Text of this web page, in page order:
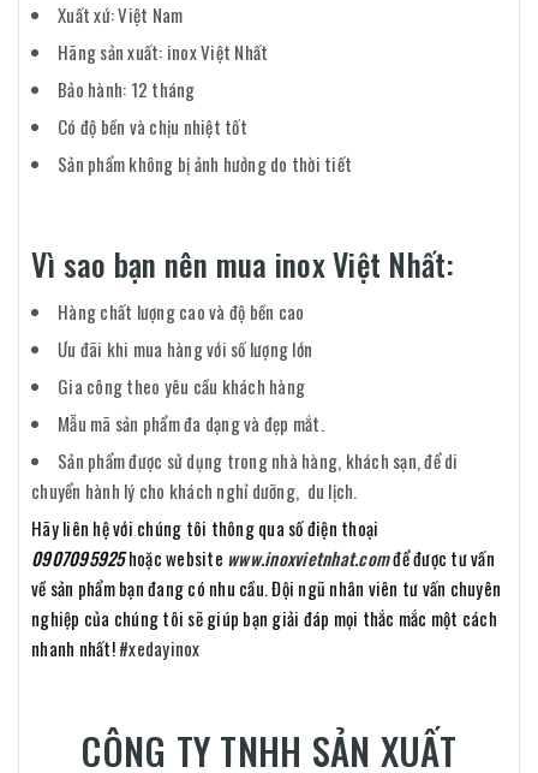
Xuất xứ: Việt Nam
Hãng sản xuất: inox Việt Nhất
Bảo hành: 12 tháng
Có độ bền và chịu nhiệt tốt
Sản phẩm không bị ảnh hưởng do thời tiết
Vì sao bạn nên mua inox Việt Nhất:
Hàng chất lượng cao và độ bền cao
Ưu đãi khi mua hàng với số lượng lớn
Gia công theo yêu cầu khách hàng
Mẫu mã sản phẩm đa dạng và đẹp mắt.
Sản phẩm được sử dụng trong nhà hàng, khách sạn, để di
chuyển hành lý cho khách nghỉ dưỡng, du lịch.
Hãy liên hệ với chúng tôi thông qua số điện thoại
0907095925hoặc website www.inoxvietnhat.comđể được tư vấn
về sản phẩm bạn đang có nhu cầu. Đội ngũ nhân viên tư vấn chuyên
nghiệp của chúng tôi sẽ giúp bạn giải đáp mọi thắc mắc một cách
nhanh nhất!#xedayinox
CÔNG TY TNHH SẢN XUẤT